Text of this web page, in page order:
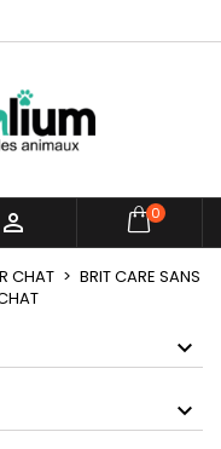
 0
CHAT
BRIT CARE SANS
×
×
une liste d'envies
×
des produits
Connexion